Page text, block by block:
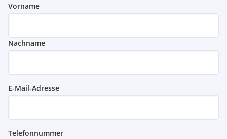
Vorname
Nachname
E-Mail-Adresse
Telefonnummer